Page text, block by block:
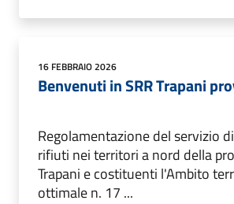
16 FEBBRAIO 2026
Benvenuti in SRR Trapani
Regolamentazione del servizio
rifiuti nei territori a nord della
Trapani e costituenti l'Ambito
ottimale n. 17 ...